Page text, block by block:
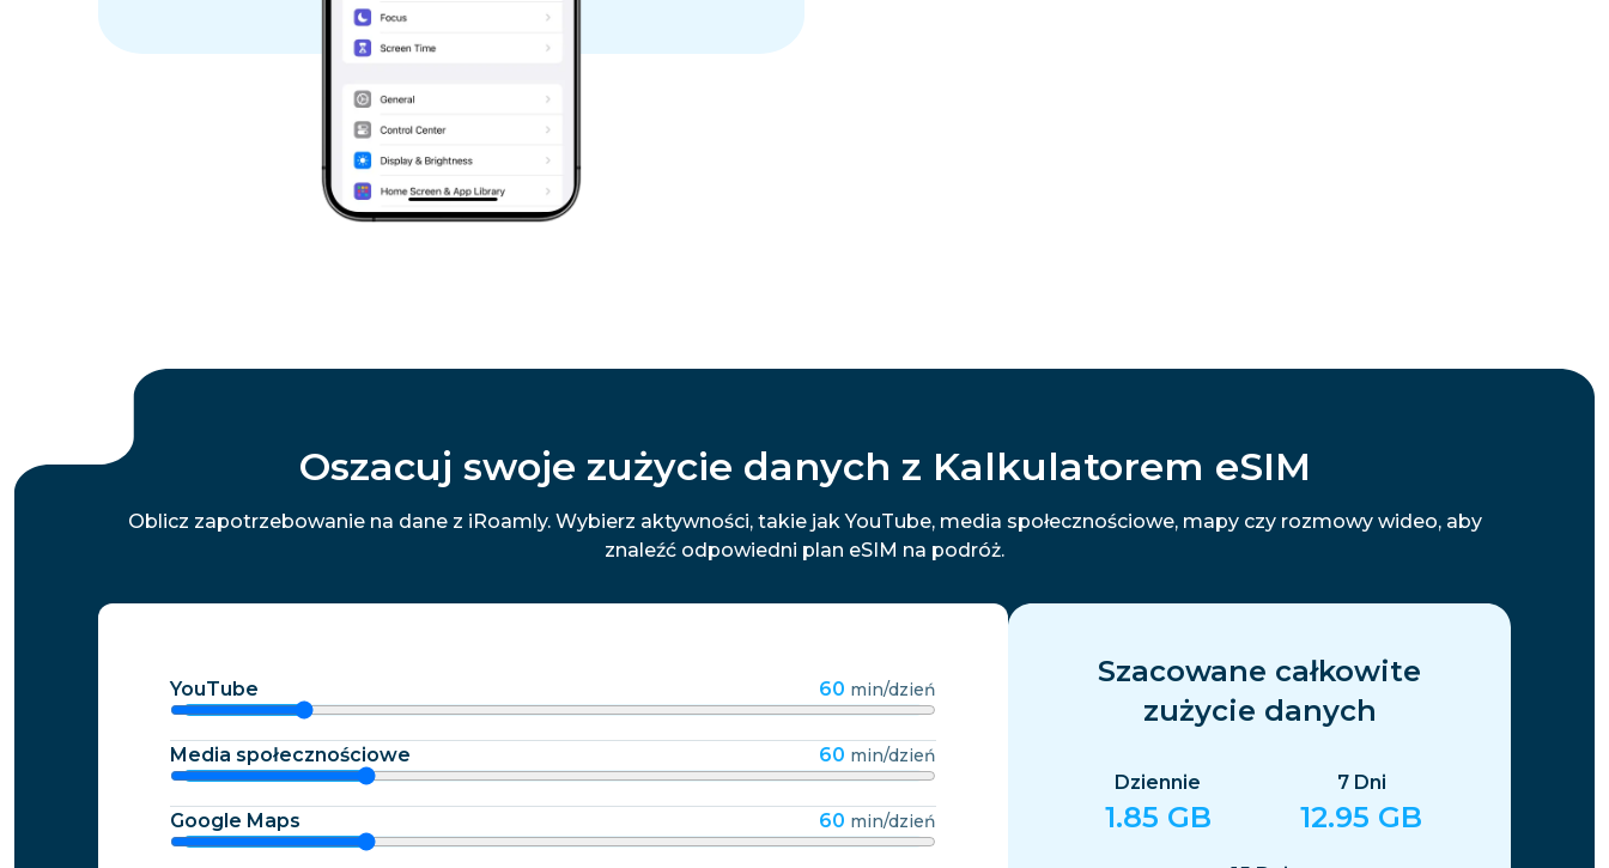
Oszacuj swoje zużycie danych z Kalkulatorem eSIM
Oblicz zapotrzebowanie na dane z iRoamly. Wybierz aktywności, takie jak YouTube, media społecznościowe, mapy czy rozmowy wideo, aby
znaleźć odpowiedni plan eSIM na podróż.
YouTube 60 min/dzień
Media społecznościowe 60 min/dzień
Google Maps 60 min/dzień
Szacowane całkowite
zużycie danych
Dziennie
1.85 GB
7 Dni
12.95 GB